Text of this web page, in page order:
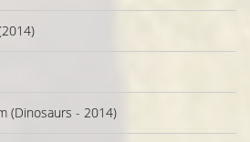
(Dinosaurs - 2014)